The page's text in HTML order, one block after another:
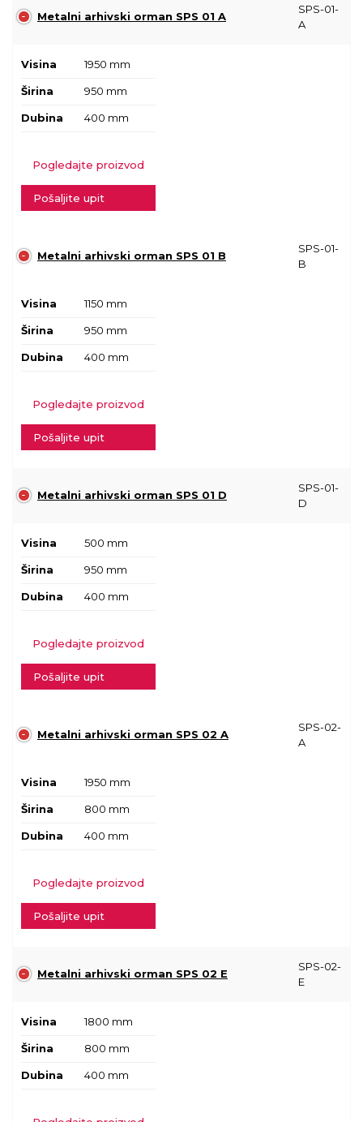
Metalni arhivski orman SPS 01 A
SPS-01-
A
Visina 1950 mm
Širina 950 mm
Dubina 400 mm
Pogledajte proizvod
Pošaljite upit
Metalni arhivski orman SPS 01 B
SPS-01-
B
Visina 1150 mm
Širina 950 mm
Dubina 400 mm
Pogledajte proizvod
Pošaljite upit
Metalni arhivski orman SPS 01 D
SPS-01-
D
Visina 500 mm
Širina 950 mm
Dubina 400 mm
Pogledajte proizvod
Pošaljite upit
Metalni arhivski orman SPS 02 A
SPS-02-
A
Visina 1950 mm
Širina 800 mm
Dubina 400 mm
Pogledajte proizvod
Pošaljite upit
Metalni arhivski orman SPS 02 E
SPS-02-
E
Visina 1800 mm
Širina 800 mm
Dubina 400 mm